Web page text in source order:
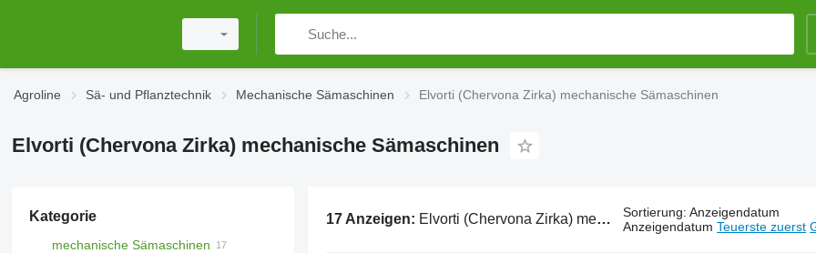
Agroline Sä- und Pflanztechnik Mechanische Sämaschinen Elvorti (Chervona Zirka) mechanische Sämaschinen
Elvorti (Chervona Zirka) mechanische Sämaschinen
Kategorie
mechanische Sämaschinen
17 Anzeigen: Elvorti (Chervona Zirka) mechanische Sämaschinen Sortierung: Anzeigendatum
Anzeigendatum Teuerste zuerst